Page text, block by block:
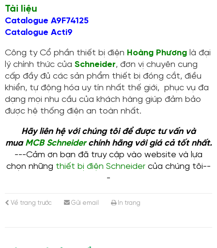
Tài liệu
Catalogue A9F74125
Catalogue Acti9
Công ty Cổ phần thiết bị điện Hoàng Phương là đại
lý chính thức của Schneider, đơn vị chuyên cung
cấp đầy đủ các sản phẩm thiết bị đóng cắt, điều
khiển, tự động hóa uy tín nhất thế giới, phục vụ đa
dạng mọi nhu cầu của khách hàng giúp đảm bảo
được hệ thống điện an toàn nhất.
Hãy liên hệ với chúng tôi để được tư vấn và
mua MCB Schneiderchính hãng với giá cả tốt nhất.
---Cảm ơn bạn đã truy cập vào website và lựa
chọn những thiết bị điện Schneider của chúng tôi--
-
Về trang trước Gửi email In trang